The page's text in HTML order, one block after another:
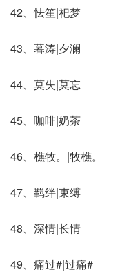
42、怯笙|祀梦
43、暮涛|夕澜
44、莫失|莫忘
45、咖啡|奶茶
46、樵牧。|牧樵。
47、羁绊|束缚
48、深情|长情
49、痛过#|过痛#